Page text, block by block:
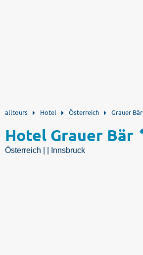
alltours Hotel Österreich Grauer Bär
Hotel Grauer Bär
Österreich | | Innsbruck